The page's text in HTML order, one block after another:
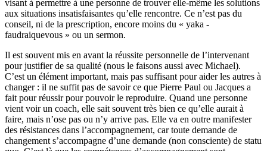
visant à permettre à une personne de trouver elle-même les solutions
aux situations insatisfaisantes qu’elle rencontre. Ce n’est pas du
conseil, ni de la prescription, encore moins du « yaka -
faudraiquevous » ou un sermon.
Il est souvent mis en avant la réussite personnelle de l’intervenant
pour justifier de sa qualité (nous le faisons aussi avec Michael).
C’est un élément important, mais pas suffisant pour aider les autres à
changer : il ne suffit pas de savoir ce que Pierre Paul ou Jacques a
fait pour réussir pour pouvoir le reproduire. Quand une personne
vient voir un coach, elle sait souvent très bien ce qu’elle aurait à
faire, mais n’ose pas ou n’y arrive pas. Elle va en outre manifester
des résistances dans l’accompagnement, car toute demande de
changement s’accompagne d’une demande (non consciente) de statu